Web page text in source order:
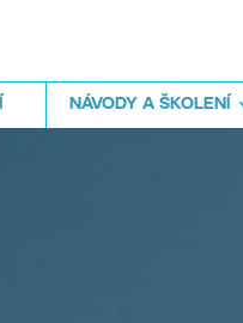
NÁVODY A ŠKOLENÍ